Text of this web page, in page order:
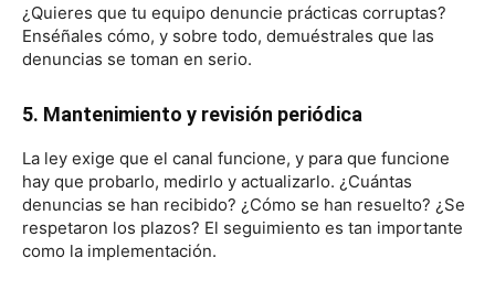
¿Quieres que tu equipo denuncie prácticas corruptas?
Enséñales cómo, y sobre todo, demuéstrales que las
denuncias se toman en serio.
5. Mantenimiento y revisión periódica
La ley exige que el canal funcione, y para que funcione
hay que probarlo, medirlo y actualizarlo. ¿Cuántas
denuncias se han recibido? ¿Cómo se han resuelto? ¿Se
respetaron los plazos? El seguimiento es tan importante
como la implementación.